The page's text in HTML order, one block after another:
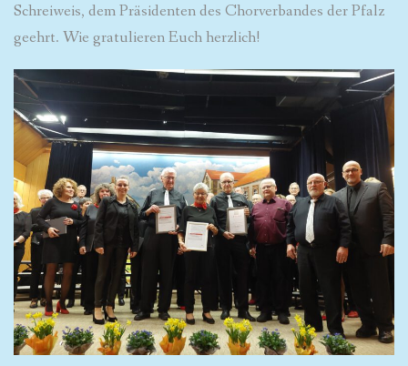
Schreiweis, dem Präsidenten des Chorverbandes der Pfalz
geehrt. Wie gratulieren Euch herzlich!